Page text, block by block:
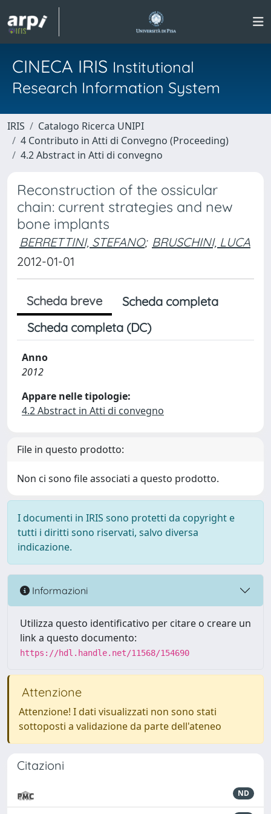
CINECA IRIS Institutional
Research Information System
IRIS
Catalogo Ricerca UNIPI
4 Contributo in Atti di Convegno (Proceeding)
4.2 Abstract in Atti di convegno
Reconstruction of the ossicular
chain: current strategies and new
bone implants
BERRETTINI, STEFANO; BRUSCHINI, LUCA
2012-01-01
Scheda breve
Scheda completa
Scheda completa (DC)
Anno
2012
Appare nelle tipologie:
4.2 Abstract in Atti di convegno
File in questo prodotto:
Non ci sono file associati a questo prodotto.
I documenti in IRIS sono protetti da copyright e
tutti i diritti sono riservati, salvo diversa
indicazione.
Informazioni
Utilizza questo identificativo per citare o creare un
link a questo documento:
https://hdl.handle.net/11568/154690
Attenzione
Attenzione! I dati visualizzati non sono stati
sottoposti a validazione da parte dell'ateneo
Citazioni
ND